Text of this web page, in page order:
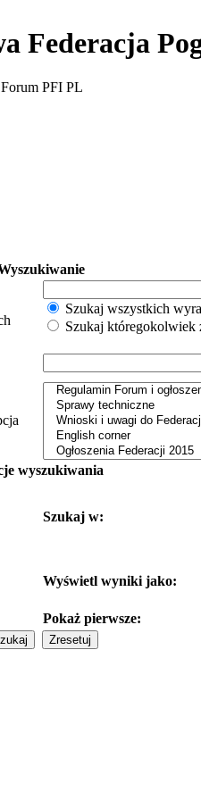
Federacja
Forum PFI PL
Szukaj wszystkich
Szukaj któregokolwiek
wyszukiwania
Szukaj w:
Wyświetl wyniki jako:
Pokaż pierwsze: